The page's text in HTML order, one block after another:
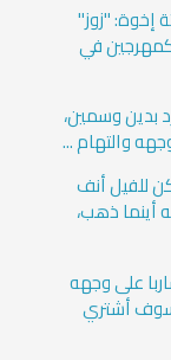
إخوة: "زوز"
في
بدين وسمين،
والتهام ...
للفيل أنف
أينما ذهب،
على وجهه
أشتري